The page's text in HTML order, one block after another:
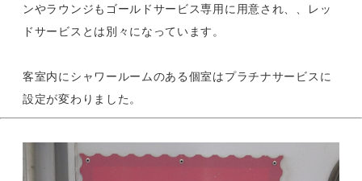
ンやラウンジもゴールドサービス専用に用意され、、レッ
ドサービスとは別々になっています。
客室内にシャワールームのある個室はプラチナサービスに
設定が変わりました。